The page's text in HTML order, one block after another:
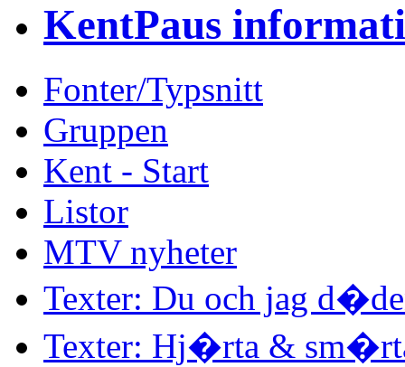
KentPaus
Fonter/Typsnitt
Gruppen
Kent - Start
Listor
MTV nyheter
Texter: Du och jag
Texter: Hj�rta &